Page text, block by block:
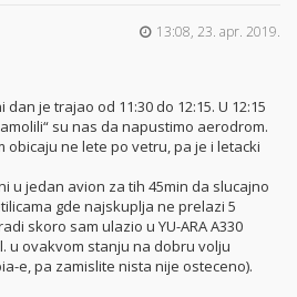
13:08, 23. apr. 2019.
je trajao od 11:30 do 12:15. U 12:15
su nas da napustimo aerodrom.
obicaju ne lete po vetru, pa je i letacki
u jedan avion za tih 45min da slucajno
gde najskuplja ne prelazi 5
skoro sam ulazio u YU-ARA A330
u ovakvom stanju na dobru volju
e, pa zamislite nista nije osteceno).